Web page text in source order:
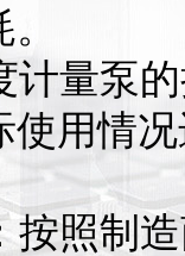
量泵
用情
照制